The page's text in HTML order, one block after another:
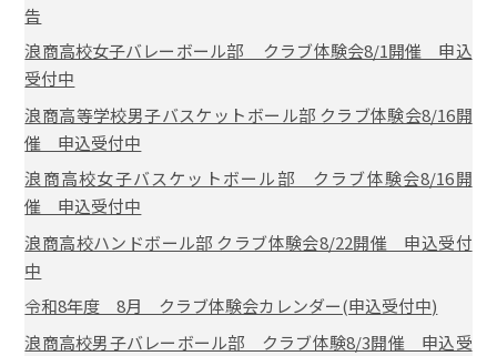
告
浪商高校女子バレーボール部 クラブ体験会8/1開催 申込
受付中
浪商高等学校男子バスケットボール部 クラブ体験会8/16開
催 申込受付中
浪商高校女子バスケットボール部 クラブ体験会8/16開
催 申込受付中
浪商高校ハンドボール部 クラブ体験会8/22開催 申込受付
中
令和8年度 8月 クラブ体験会カレンダー(申込受付中)
浪商高校男子バレーボール部 クラブ体験8/3開催 申込受